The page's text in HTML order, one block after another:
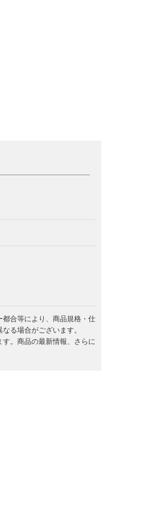
合等により、商品規格・仕
る場合がございます。
。商品の最新情報、さらに